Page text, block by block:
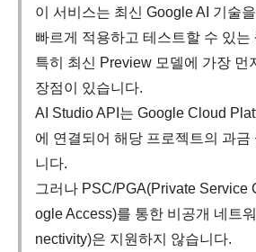
이 서비스는 최신 Google AI 기술
빠르게 적용하고 테스트할 수 있는
특히 최신 Preview 모델에 가장 먼
장점이 있습니다.
AI Studio API는 Google Cloud
에 연결되어 해당 프로젝트의 과
니다.
그러나 PSC/PGA(Private Service
ogle Access)를 통한 비공개 네트
nectivity)은 지원하지 않습니다.